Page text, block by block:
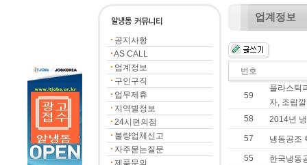
공지사항
AS CALL
업계정보
구인구직
업무제휴
지역별정보
24시편의점
불량업체신고
자주묻는질문
제품문의
업계정보
번호
59
플라스틱
자, 조립
58
2014년
57
냉동공조
55
한국냉동